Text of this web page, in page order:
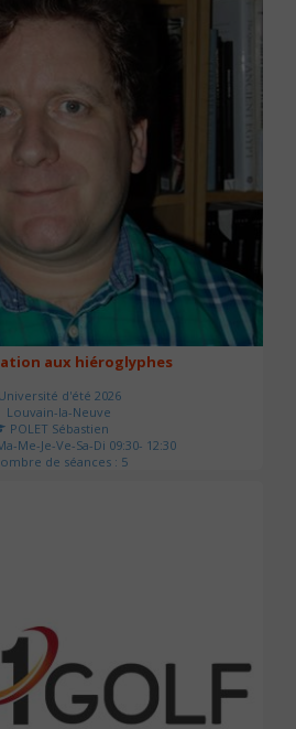
aux hiéroglyphes
Université d'été 2026
Louvain-la-Neuve
POLET Sébastien
Me-Je-Ve-Sa-Di 09:30- 12:30
de séances : 5